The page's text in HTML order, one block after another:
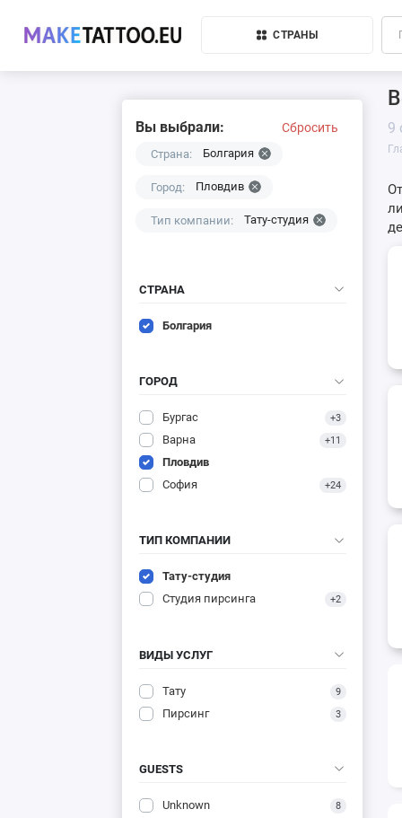
СТРАНЫ
Вы выбрали: Сбросить
Страна: Болгария
Город: Пловдив
Тип компании: Тату-студия
СТРАНА
Болгария
ГОРОД
Бургас +3
Варна +11
Пловдив
София
+24
ТИП КОМПАНИИ
Тату-студия
Студия пирсинга
+2
ВИДЫ УСЛУГ
Тату 9
Пирсинг 3
GUESTS
Unknown 8
9